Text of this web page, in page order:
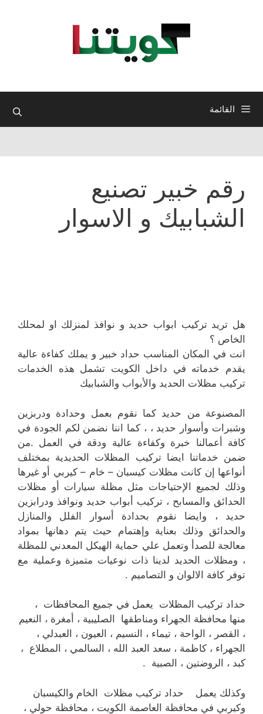
القائمة
رقم خبير تصنيع
الشبابيك و الاسوار
هل تريد تركيب ابواب حديد و نوافذ لمنزلك او لمحلك
الخاص ؟
انت في المكان المناسب حداد خبير و يملك كفاءة عالية
يقدم خدماته في داخل الكويت تشمل هذه الخدمات
تركيب مظلات الحديد والأبواب والشبابيك
المصنوعة من حديد كما نقوم بعمل وحدادة ودربزين
وشبرات وأسوار حديد ، ، كما اننا نضمن لكم الجودة في
كافة أعمالنا خبرة وكفاءة عالية ودقة في العمل .من
ضمن خدماتنا ايضا تركيب المظلات الحديدية بمختلف
أنواعها إن كانت مظلات كيسبان – خام – كيربي أو غيرها
وذلك لجميع الإحتياجات مثل مظلة سيارات أو مظلات
الحدائق والمسابح ، تركيب أبواب حديد ونوافذ ودرابزين
حديد ، وايضا نقوم بحدادة أسوار الفلل والمنازل
والحدائق وذلك بعناية وإهتمام حيث يتم دهانها بمواد
معالجة للصدأ وتعمل علي حماية الهيكل المعدني للمظلة
، ومظلات الحديد لدينا ذات نوعيات متميزة وعملية مع
توفر كافة الالوان و التصاميم .
حداد تركيب المظلات يعمل في جميع المحافظات ،
منها محافظة الجهراء ومناطقها الصليبية ، أمغرة ، النعيم
، القصر ، الواحة ، تيماء ، النسيم ، العيون ، العبدلي ،
الجهراء ، كاظمة ، سعد العبد الله ، السالمي ، المطلاع ،
كبد ، الروضتين ، الصبية .
وكذلك يعمل حداد تركيب مظلات الخام والكيسبان
وكيربي في محافظة العاصمة الكويت ، محافظة حولي ،